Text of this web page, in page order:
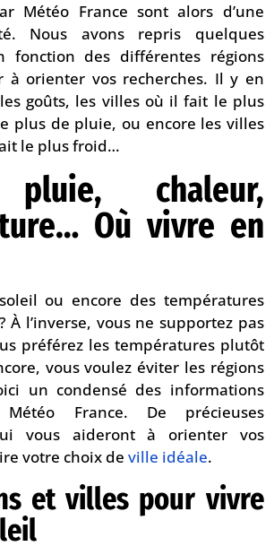
Météo France sont alors d’une
Nous avons repris quelques
fonction des différentes régions
à orienter vos recherches. Il y en
goûts, les villes où il fait le plus
plus de pluie, ou encore les villes
le plus froid…
chaleur,
Où vivre en
ou encore des températures
À l’inverse, vous ne supportez pas
préférez les températures plutôt
vous voulez éviter les régions
un condensé des informations
France. De précieuses
vous aideront à orienter vos
votre choix deville idéale.
et villes pour vivre